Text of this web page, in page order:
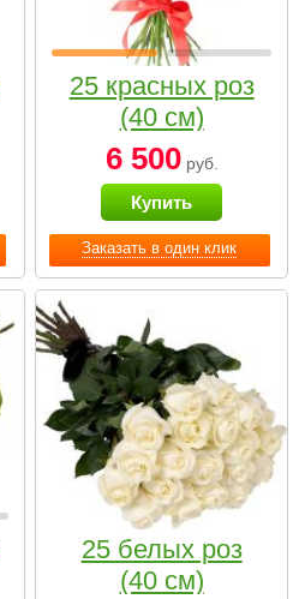
Заказать в один клик
25 красных роз
(40 см)
6 500руб.
Купить
25 белых роз
(40 см)